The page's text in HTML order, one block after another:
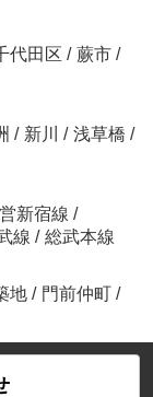
代田区 / 蕨市 /
/ 新川 / 浅草橋 /
新宿線 /
線 / 総武本線
地 / 門前仲町 /